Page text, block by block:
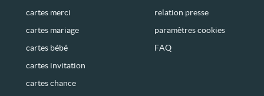
cartes merci
cartes mariage
cartes bébé
cartes invitation
cartes chance
relation presse
paramètres cookies
FAQ